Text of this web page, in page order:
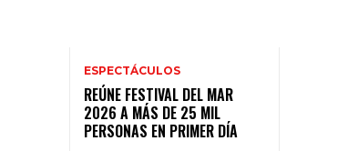
ESPECTÁCULOS
REÚNE FESTIVAL DEL MAR
2026 A MÁS DE 25 MIL
PERSONAS EN PRIMER DÍA